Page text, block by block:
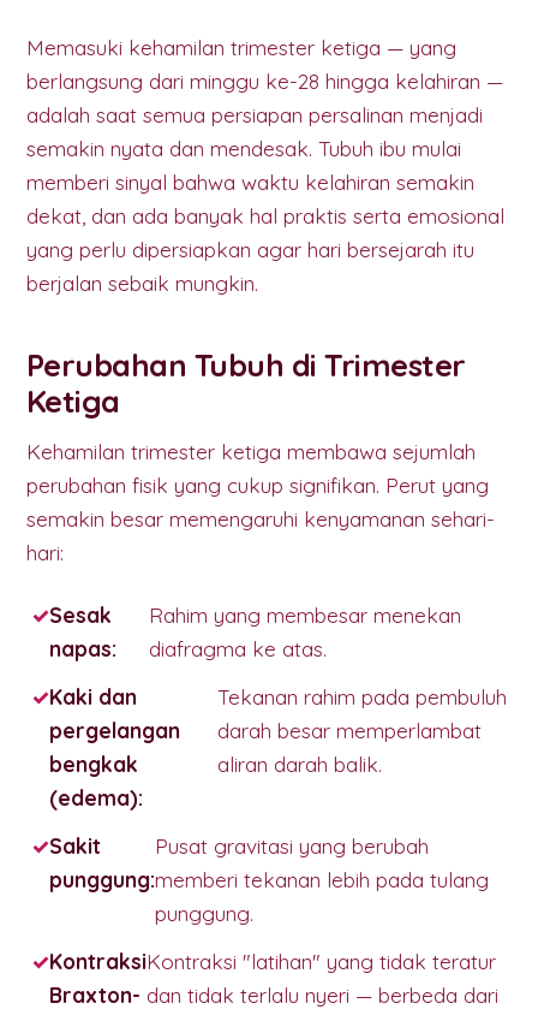
Memasuki kehamilan trimester ketiga — yang
berlangsung dari minggu ke-28 hingga kelahiran —
adalah saat semua persiapan persalinan menjadi
semakin nyata dan mendesak. Tubuh ibu mulai
memberi sinyal bahwa waktu kelahiran semakin
dekat, dan ada banyak hal praktis serta emosional
yang perlu dipersiapkan agar hari bersejarah itu
berjalan sebaik mungkin.
Perubahan Tubuh di Trimester
Ketiga
Kehamilan trimester ketiga membawa sejumlah
perubahan fisik yang cukup signifikan. Perut yang
semakin besar memengaruhi kenyamanan sehari-
hari:
Sesak
napas:
Rahim yang membesar menekan
diafragma ke atas.
Kaki dan
pergelangan
bengkak
(edema):
Tekanan rahim pada pembuluh
darah besar memperlambat
aliran darah balik.
Sakit
punggung:
Pusat gravitasi yang berubah
memberi tekanan lebih pada tulang
punggung.
Kontraksi
Braxton-
Kontraksi "latihan" yang tidak teratur
dan tidak terlalu nyeri — berbeda dari